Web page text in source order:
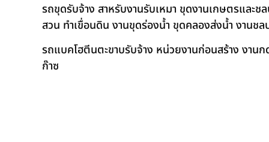
รถขุดรับจ้าง สาหรับงานรับเหมา ขุดงานเกษตรและ
สวน ทำเขื่อนดิน งานขุดร่องน้ำ ขุดคลองส่งน้ำ งานช
รถแบคโฮตีนตะขาบรับจ้าง หน่วยงานก่อนสร้าง งาน
ก๊าซ